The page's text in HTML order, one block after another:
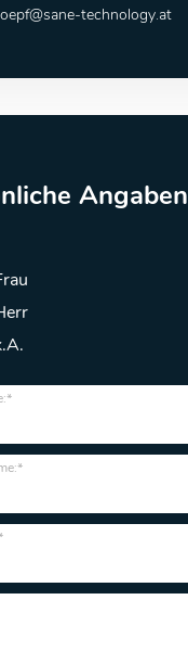
technology.at
Angaben